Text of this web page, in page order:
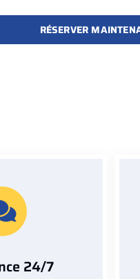
RÉSERVER
24/7